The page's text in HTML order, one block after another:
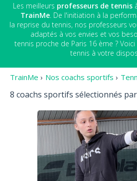
Les meilleurs professeurs de tennis
TrainMe . De l'initiation à la
la reprise du tennis, nos professeurs
adaptés à vos envies et vos
tennis proche de Paris 16 ème ?
tennis à votre
TrainMe › Nos coachs sportifs ›
8 coachs sportifs sélectionnés